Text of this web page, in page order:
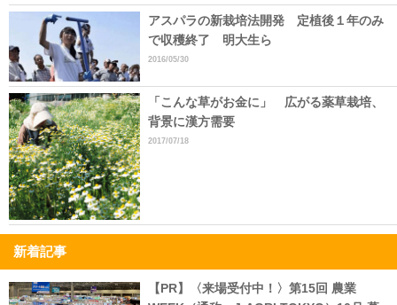
アスパラの新栽培法開発 定植後１年のみ
で収穫終了 明大生ら
2016/05/30
「こんな草がお金に」 広がる薬草栽培、
背景に漢方需要
2017/07/18
新着記事
【PR】〈来場受付中！〉第15回 農業